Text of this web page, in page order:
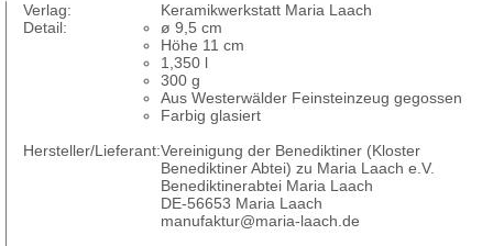
Verlag:
Keramikwerkstatt Maria Laach
Detail:
ø 9,5 cm
Höhe 11 cm
1,350 l
300 g
Aus Westerwälder Feinsteinzeug gegossen
Farbig glasiert
Hersteller/Lieferant:Vereinigung der Benediktiner (Kloster
Benediktiner Abtei) zu Maria Laach e.V.
Benediktinerabtei Maria Laach
DE-56653 Maria Laach
manufaktur@maria-laach.de